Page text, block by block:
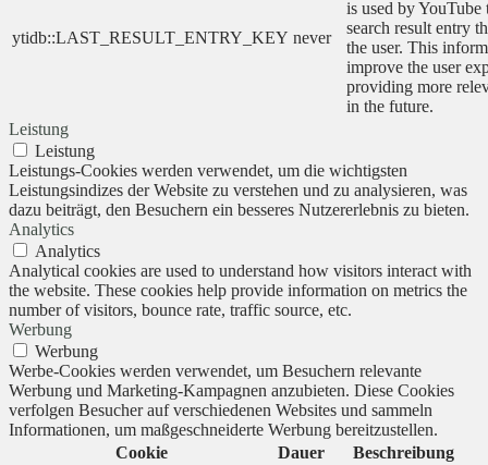
ytidb::LAST_RESULT_ENTRY_KEY never
is used by YouTube
search result entry
the user. This
improve the user
providing more
in the future.
Leistung
Leistung
Leistungs-Cookies werden verwendet, um die wichtigsten
Leistungsindizes der Website zu verstehen und zu analysieren, was
dazu beiträgt, den Besuchern ein besseres Nutzererlebnis zu bieten.
Analytics
Analytics
Analytical cookies are used to understand how visitors interact with
the website. These cookies help provide information on metrics the
number of visitors, bounce rate, traffic source, etc.
Werbung
Werbung
Werbe-Cookies werden verwendet, um Besuchern relevante
Werbung und Marketing-Kampagnen anzubieten. Diese Cookies
verfolgen Besucher auf verschiedenen Websites und sammeln
Informationen, um maßgeschneiderte Werbung bereitzustellen.
Cookie
Dauer Beschreibung